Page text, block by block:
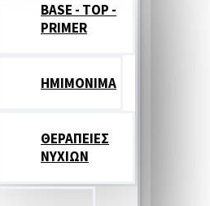
BASE - TOP -
PRIMER
HMIMONIMA
ΘΕΡΑΠΕΙΕΣ
ΝΥΧΙΩΝ